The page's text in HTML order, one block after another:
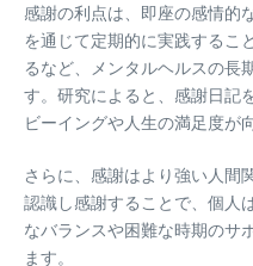
感謝の利点は、即座の感情的
を通じて定期的に実践するこ
るなど、メンタルヘルスの長
す。研究によると、感謝日記
ビーイングや人生の満足度が
さらに、感謝はより強い人間
認識し感謝することで、個人
なバランスや困難な時期のサ
ます。